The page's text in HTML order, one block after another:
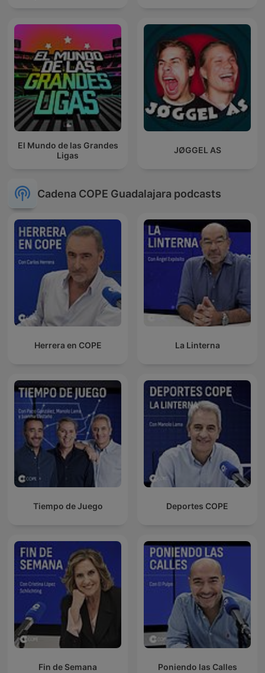
El Mundo de las Grandes
Ligas
JØGGEL AS
Cadena COPE Guadalajara podcasts
Herrera en COPE La Linterna
Tiempo de Juego Deportes COPE
Fin de Semana Poniendo las Calles